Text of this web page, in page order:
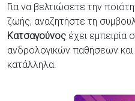
Για να βελτιώσετε την
ζωής, αναζητήστε τη
Κατσαγούνος έχει
ανδρολογικών παθήσεων
κατάλληλα.